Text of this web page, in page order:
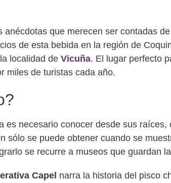
que merecen ser contadas
de esta bebida en la región de
localidad de Vicuña. El lugar perfecto
miles de turistas cada año.
es necesario conocer desde sus
sólo se puede obtener cuando se
se recurre a museos que guardan
Capel narra la historia del pisco